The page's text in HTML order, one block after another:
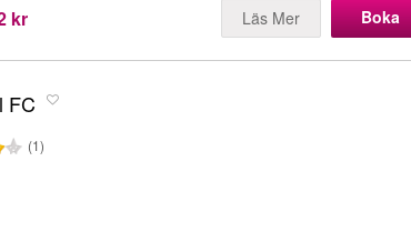
kr Läs Mer Boka
FC
(1)